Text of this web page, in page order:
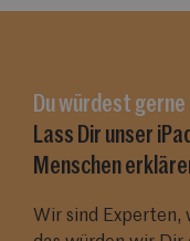
Du würdest
Lass Dir unser
Menschen
Wir sind Experten,